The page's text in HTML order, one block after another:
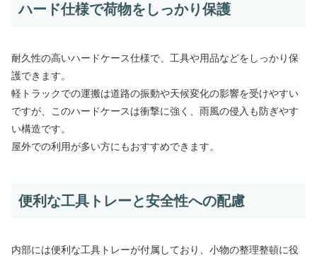
ハード仕様で荷物をしっかり保護
耐久性の高いハードケース仕様で、工具や用品などをしっかり保
護できます。
軽トラックでの運搬は道路の振動や天候変化の影響を受けやすい
ですが、このハードケースは衝撃に強く、雨風の侵入も防ぎやす
い構造です。
屋外での利用が多い方にもおすすめできます。
便利な工具トレーと安全性への配慮
内部には便利な工具トレーが付属しており、小物の整理整頓に役